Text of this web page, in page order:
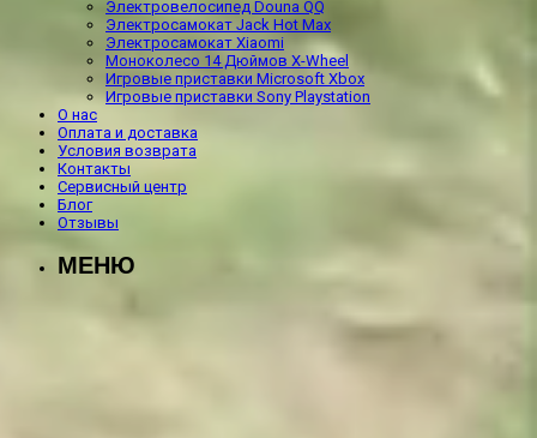
Электровелосипед Douna QQ
Электросамокат Jack Hot Max
Электросамокат Xiaomi
Моноколесо 14 Дюймов X-Wheel
Игровые приставки Microsoft Xbox
Игровые приставки Sony Playstation
О нас
Оплата и доставка
Условия возврата
Контакты
Сервисный центр
Блог
Отзывы
МЕНЮ